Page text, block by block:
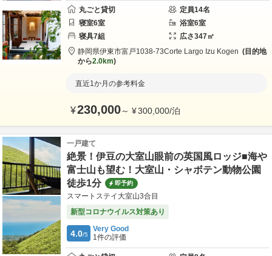
丸ごと貸切
定員14名
寝室6室 浴室6室
寝具7組 広さ347㎡
静岡県伊東市富戸1038-73Corte Largo Izu Kogen
目的地
から2.0km
直近1か月の参考料金
¥230,000～ ¥300,000/泊
一戸建て
絶景！伊豆の大室山眼前の英国風ロッジ■海や
富士山も望む！大室山・シャボテン動物公園
徒歩1分
即予約
スマートステイ大室山3合目
新型コロナウイルス対策あり
4.0/5
Very Good
1件の評価